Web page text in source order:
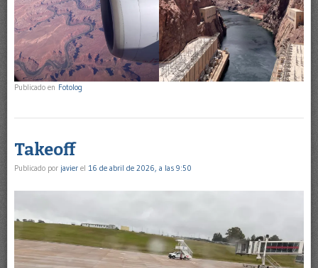
Publicado en Fotolog
Takeoff
Publicado por javier el 16 de abril de 2026, a las 9:50